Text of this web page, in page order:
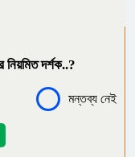
বিরুদ্ধে মামলা,
উপেক্ষা করে যথাযোগ্য
দর্শক..?
মন্তব্য নেই